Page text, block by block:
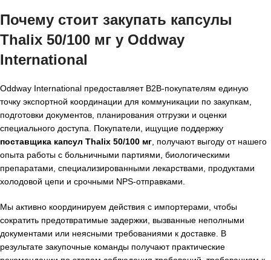
Почему стоит закупать капсулы
Thalix 50/100 мг у Oddway
International
Oddway International предоставляет B2B-покупателям единую
точку экспортной координации для коммуникации по закупкам,
подготовки документов, планирования отгрузки и оценки
специального доступа. Покупатели, ищущие поддержку
поставщика капсул Thalix 50/100 мг , получают выгоду от нашего
опыта работы с больничными партиями, биологическими
препаратами, специализированными лекарствами, продуктами
холодовой цепи и срочными NPS-отправками.
Мы активно координируем действия с импортерами, чтобы
сократить предотвратимые задержки, вызванные неполными
документами или неясными требованиями к доставке. В
результате закупочные команды получают практические